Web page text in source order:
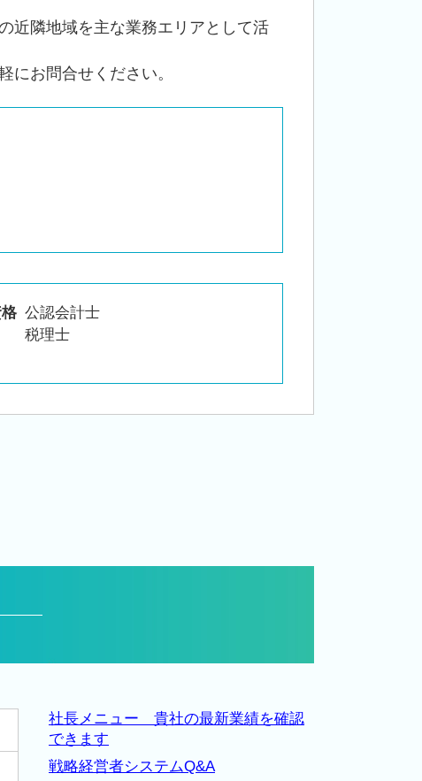
名義預金 贈与税
近隣地域を主な業務エリアとして活
にお問合せください。
公認会計士
税理士
社長メニュー 貴社の最新業績を確認
できます
戦略経営者システムQ&A